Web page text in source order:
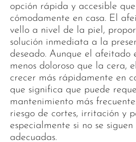
opción rápida y accesible
cómodamente en casa. El
vello a nivel de la piel,
solución inmediata a la
deseado. Aunque el afeitado
menos doloroso que la cera,
crecer más rápidamente en
que significa que puede
mantenimiento más
riesgo de cortes, irritación y
especialmente si no se
adecuadas.